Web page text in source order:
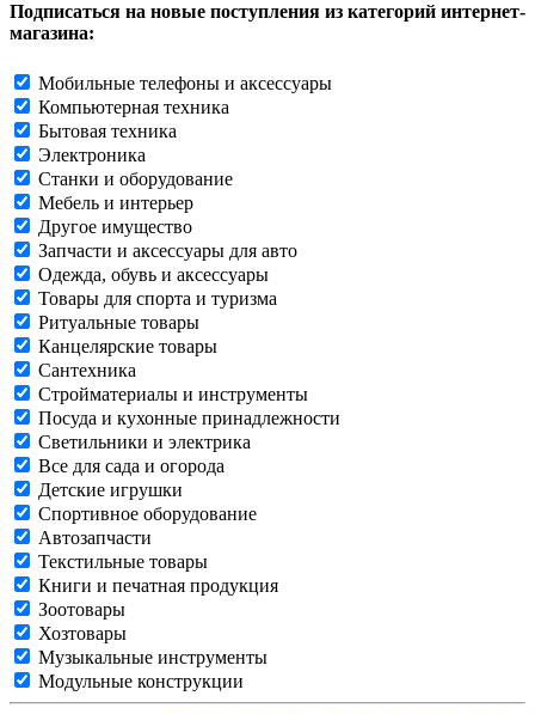
Подписаться на новые поступления из категорий интернет-
магазина:
Мобильные телефоны и аксессуары
Компьютерная техника
Бытовая техника
Электроника
Станки и оборудование
Мебель и интерьер
Другое имущество
Запчасти и аксессуары для авто
Одежда, обувь и аксессуары
Товары для спорта и туризма
Ритуальные товары
Канцелярские товары
Сантехника
Стройматериалы и инструменты
Посуда и кухонные принадлежности
Светильники и электрика
Все для сада и огорода
Детские игрушки
Спортивное оборудование
Автозапчасти
Текстильные товары
Книги и печатная продукция
Зоотовары
Хозтовары
Музыкальные инструменты
Модульные конструкции